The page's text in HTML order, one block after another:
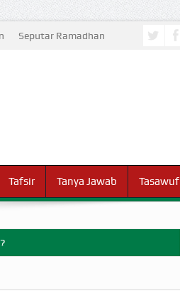
Seputar Ramadhan
Tafsir Tanya Jawab Tasawuf